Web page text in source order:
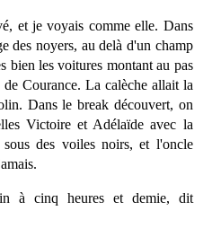
et je voyais comme elle. Dans
des noyers, au delà d'un champ
bien les voitures montant au pas
Courance. La calèche allait la
Dans le break découvert, on
Victoire et Adélaïde avec la
sous des voiles noirs, et l'oncle
à cinq heures et demie, dit